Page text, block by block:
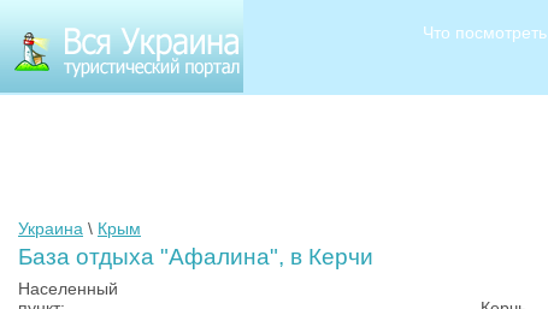
Что посмотреть
Украина \ Крым
База отдыха "Афалина", в Керчи
Населенный